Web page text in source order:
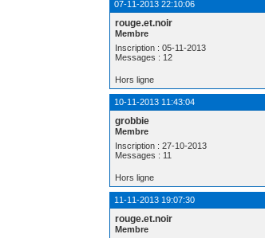
07-11-2013 22:10:06
rouge.et.noir
Membre
Inscription : 05-11-2013
Messages : 12
Hors ligne
10-11-2013 11:43:04
grobbie
Membre
Inscription : 27-10-2013
Messages : 11
Hors ligne
11-11-2013 19:07:30
rouge.et.noir
Membre